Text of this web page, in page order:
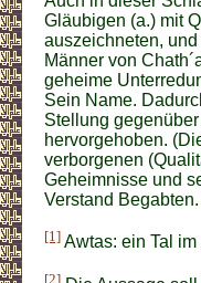
Gläubigen (a.) mit
auszeichneten,
Männer von
geheime
Sein Name.
Stellung
hervorgehoben.
verborgenen
Geheimnisse und
Verstand Begabten.
[1] Awtas: ein Tal
[2]